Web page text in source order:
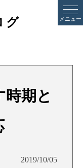
メニュー
グ
期と
2019/10/05